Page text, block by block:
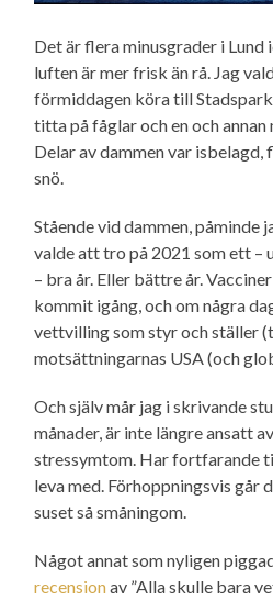
Det är flera minusgrader i Lund
luften är mer frisk än rå. Jag
förmiddagen köra till
titta på fåglar och en och
Delar av dammen var
snö.
Stående vid dammen, påminde
valde att tro på 2021 som ett –
– bra år. Eller bättre år.
kommit igång, och om några
vettvilling som styr och ställer
motsättningarnas USA (och
Och själv mår jag i skrivande
månader, är inte längre ansatt
stressymtom. Har fortfarande
leva med. Förhoppningsvis
suset så småningom.
Något annat som nyligen
recensionav ”Alla skulle bara